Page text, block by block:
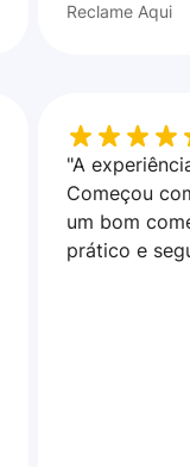
Reclame Aqui
"A
Começou
um bom
prático e